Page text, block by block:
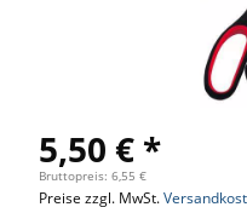
5,50 € *
Bruttopreis: 6,55 €
Preise zzgl. MwSt.